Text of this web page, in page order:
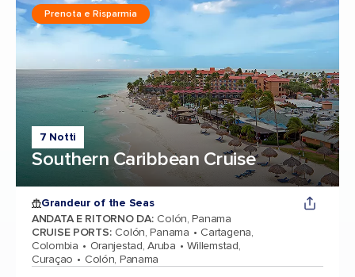
7 Notti
Southern Caribbean Cruise
Prenota e Risparmia
Grandeur of the Seas
ANDATA E RITORNO DA: Colón, Panama
CRUISE PORTS: Colón, Panama
Cartagena,
Colombia
Oranjestad, Aruba
Willemstad,
Curaçao
Colón, Panama